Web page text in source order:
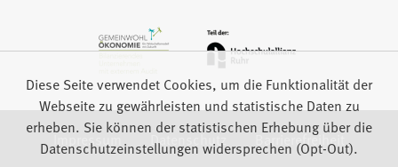
Impressum Datenschutz
Barrierefreiheit
Diese Seite verwendet Cookies, um die Funktionalität der
Webseite zu gewährleisten und statistische Daten zu
erheben. Sie können der statistischen Erhebung über die
Datenschutzeinstellungen widersprechen (Opt-Out).